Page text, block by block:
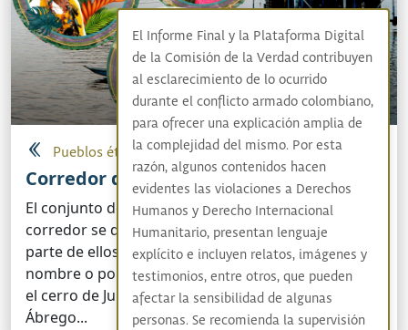
Pueblos étnicos
Corredor del Catatumbo
El conjunto de municipios que conforman este
corredor se denominan el Catatumbo, pues buena
parte de ellos están bañados por el río del mismo
nombre o por sus afluentes. El Catatumbo nace en
el cerro de Jurisdicciones, en el municipio de
Ábrego...
El Informe Final y la Plataforma Digital
de la Comisión de la Verdad contribuyen
al esclarecimiento de lo ocurrido
durante el conflicto armado colombiano,
para ofrecer una explicación amplia de
la complejidad del mismo. Por esta
razón, algunos contenidos hacen
evidentes las violaciones a Derechos
Humanos y Derecho Internacional
Humanitario, presentan lenguaje
explícito e incluyen relatos, imágenes y
testimonios, entre otros, que pueden
afectar la sensibilidad de algunas
personas. Se recomienda la supervisión